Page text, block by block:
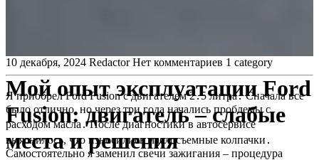
Мой опыт эксплуатации Ford
Fusion: двигатель – слабые
места и решения
10 декабря, 2024 Redactor Нет комментариев 1 category
Я приобрел Ford Fusion с двигателем 2․5 литра․ Сначала все
было отлично, но через три года начались проблемы с
расходом масла․ После диагностики в автосервисе
выяснилось, что износились маслосъемные колпачки․
Самостоятельно я заменил свечи зажигания – процедура